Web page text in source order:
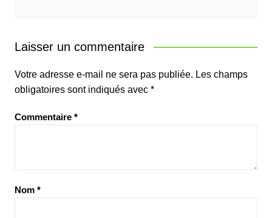
Laisser un commentaire
Votre adresse e-mail ne sera pas publiée. Les champs
obligatoires sont indiqués avec *
Commentaire *
Nom *